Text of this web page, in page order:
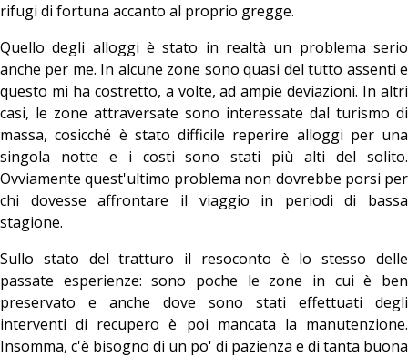
rifugi di fortuna accanto al proprio gregge.
Quello degli alloggi è stato in realtà un problema serio
anche per me. In alcune zone sono quasi del tutto assenti e
questo mi ha costretto, a volte, ad ampie deviazioni. In altri
casi, le zone attraversate sono interessate dal turismo di
massa, cosicché è stato difficile reperire alloggi per una
singola notte e i costi sono stati più alti del solito.
Ovviamente quest'ultimo problema non dovrebbe porsi per
chi dovesse affrontare il viaggio in periodi di bassa
stagione.
Sullo stato del tratturo il resoconto è lo stesso delle
passate esperienze: sono poche le zone in cui è ben
preservato e anche dove sono stati effettuati degli
interventi di recupero è poi mancata la manutenzione.
Insomma, c'è bisogno di un po' di pazienza e di tanta buona